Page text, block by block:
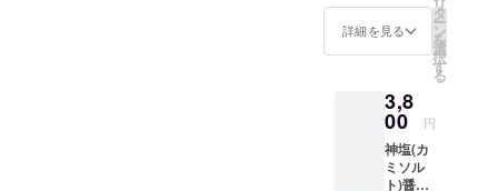
も便利
に使え
日本 和
歌山県
産・南
高梅
用 12種
類の調
味料を
ブレン
ドして
いま
詳細を見る
タ
ー
ン
を
選
択
す
る
3,8
00 円
神塩(カ
ミソル
ト)醤油